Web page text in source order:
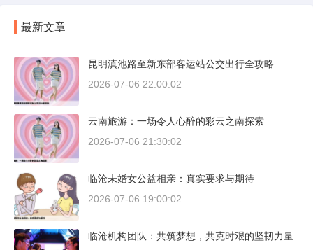
最新文章
昆明滇池路至新东部客运站公交出行全攻略
2026-07-06 22:00:02
云南旅游：一场令人心醉的彩云之南探索
2026-07-06 21:30:02
临沧未婚女公益相亲：真实要求与期待
2026-07-06 19:00:02
临沧机构团队：共筑梦想，共克时艰的坚韧力量